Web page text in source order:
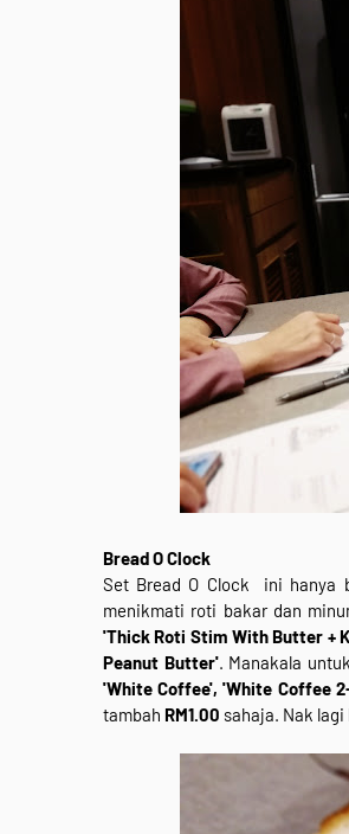
Bread O Clock
Set Bread O Clock ini hanya
menikmati roti bakar dan
'Thick Roti Stim With Butter +
Peanut Butter'. Manakala
'White Coffee', 'White Coffee
tambah RM1.00 sahaja. Nak